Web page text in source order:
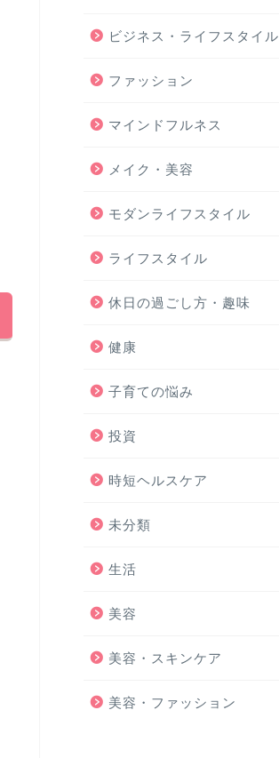
ビジネス・ライフスタイル
ファッション
マインドフルネス
メイク・美容
モダンライフスタイル
ライフスタイル
休日の過ごし方・趣味
健康
子育ての悩み
投資
時短ヘルスケア
未分類
生活
美容
美容・スキンケア
美容・ファッション